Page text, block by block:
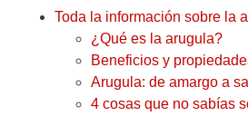
Toda la información sobre la
¿Qué es la arugula?
Beneficios y
Arugula: de amargo a
4 cosas que no sabías